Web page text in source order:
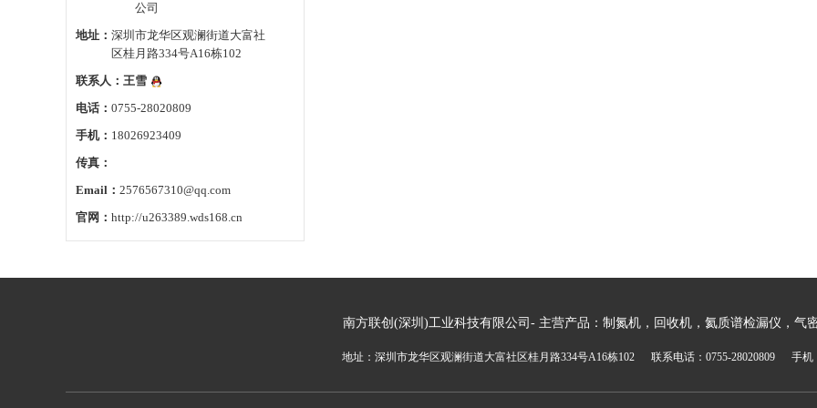
公司
地址： 深圳市龙华区观澜街道大富社
区桂月路334号A16栋102
联系人： 王雪
电话： 0755-28020809
手机： 18026923409
传真：
Email： 2576567310@qq.com
官网： http://u263389.wds168.cn
南方联创(深圳)工业科技有限公司- 主营产品：制氮机，回收机，氦质谱检漏仪，气
地址：深圳市龙华区观澜街道大富社区桂月路334号A16栋102 联系电话：0755-28020809 手机